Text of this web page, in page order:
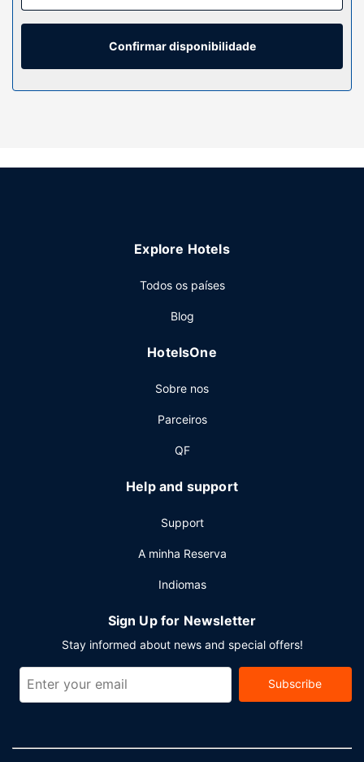
com um polibã e secadores de cabelo. As comodidades
incluem ainda cofres e secretárias. A limpeza dos quartos
é efetuada diária.
Serviço do hotel
Algumas das comodidades e serviços em destaque
registo de saída rápido e uma receção aberta 24 horas. Há
Confirmar disponibilidade
Explore Hotels
Todos os países
Blog
HotelsOne
Sobre nos
Parceiros
QF
Help and support
Support
A minha Reserva
Indiomas
Sign Up for Newsletter
Stay informed about news and special offers!
Subscribe